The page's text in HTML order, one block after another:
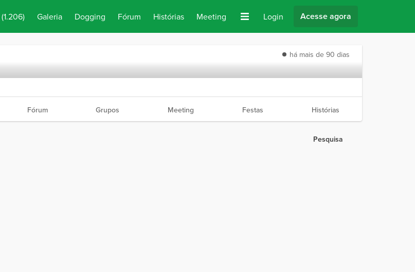
(1.206) Galeria Dogging Fórum Histórias Meeting Login Acesse agora
há mais de 90 dias
Fórum Grupos Meeting Festas Histórias
Pesquisa